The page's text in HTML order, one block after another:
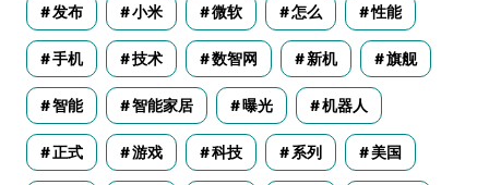
发布 小米 微软 怎么 性能
手机 技术 数智网 新机 旗舰
智能 智能家居 曝光 机器人
正式 游戏 科技 系列 美国